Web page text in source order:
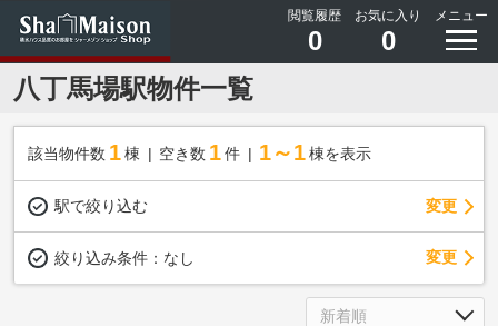
閲覧履歴
0
お気に入り
0
メニュー
八丁馬場駅物件一覧
該当物件数 1棟 空き数 1 件 1～1 棟を表示
駅で絞り込む 変更
絞り込み条件： なし 変更